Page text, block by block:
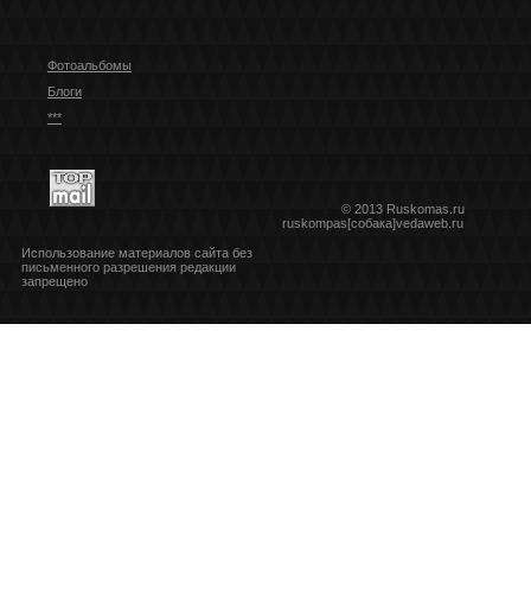
Фотоальбомы
Блоги
***
© 2013 Ruskomas.ru
ruskompas[собака]vedaweb.ru
Использование материалов сайта без
письменного разрешения редакции
запрещено